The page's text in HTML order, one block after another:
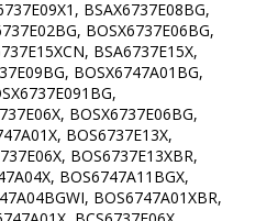
BSAX6737E08BG,
BOSX6737E06BG,
BSA6737E15X,
BOSX6747A01BG,
BOSX6737E06BG,
BOS6737E13X,
BOS6737E13XBR,
BOS6747A11BGX,
BOS6747A01XBR,